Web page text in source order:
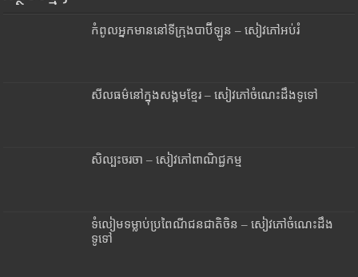
កំពូលអ្នកមាននៅទីក្រុងបាប៊ីឡូន – សៀវភៅអប់រំ
សីលធម៌នៅក្នុងសង្គមខ្មែរ – សៀវភៅចំណេះដឹងទូទៅ
សិល្បះចរចា – សៀវភៅពាណិជ្ជកម្ម
ទំលៀមទម្លាប់ប្រពៃណីជនជាតិចិន – សៀវភៅចំណេះដឹង
ទូទៅ